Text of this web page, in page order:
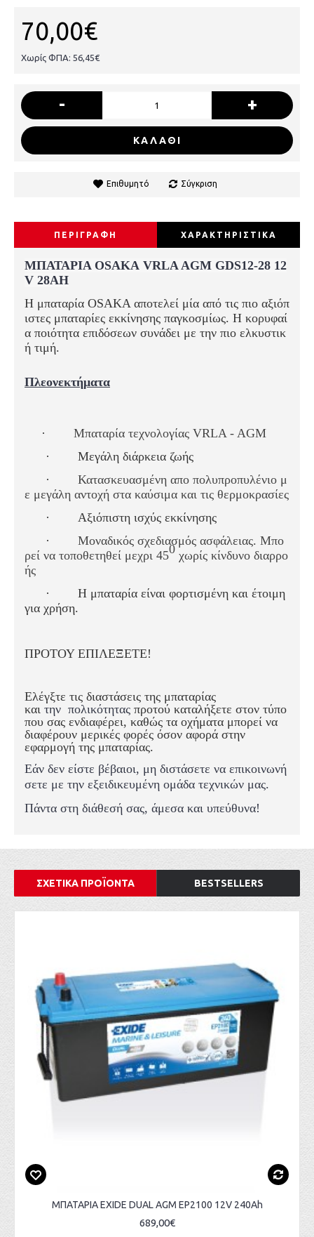
70,00€
Χωρίς ΦΠΑ: 56,45€
- +
ΚΑΛΑΘΙ
Επιθυμητό Σύγκριση
ΠΕΡΙΓΡΑΦΗ ΧΑΡΑΚΤΗΡΙΣΤΙΚΑ
ΜΠΑΤΑΡΙΑ OSAKA VRLA AGM GDS12-28 12
V 28AH
Η μπαταρία OSAKA αποτελεί μία από τις πιο αξιόπ
ιστες μπαταρίες εκκίνησης παγκοσμίως. Η κορυφαί
α ποιότητα επιδόσεων συνάδει με την πιο ελκυστικ
ή τιμή.
Πλεονεκτήματα
·
Μπαταρία τεχνολογίας VRLA - AGM
·
Μεγάλη διάρκεια ζωής
·
Κατασκευασμένη απο πολυπροπυλένιο μ
ε μεγάλη αντοχή στα καύσιμα και τις θερμοκρασίες
·
Αξιόπιστη ισχύς εκκίνησης
·
Μοναδικός σχεδιασμός ασφάλειας. Μπο
ρεί να τοποθετηθεί μεχρι 450 χωρίς κίνδυνο διαρρο
ής
·
Η μπαταρία είναι φορτισμένη και έτοιμη
για χρήση.
ΠΡΟΤΟΥ ΕΠΙΛΕΞΕΤΕ!
Ελέγξτε τις διαστάσεις της μπαταρίας
και την πολικότητας προτού καταλήξετε στον τύπο
που σας ενδιαφέρει, καθώς τα οχήματα μπορεί να
διαφέρουν μερικές φορές όσον αφορά στην
εφαρμογή της μπαταρίας.
Εάν δεν είστε βέβαιοι, μη διστάσετε να επικοινωνή
σετε με την εξειδικευμένη ομάδα τεχνικών μας.
Πάντα στη διάθεσή σας, άμεσα και υπεύθυνα!
ΣΧΕΤΙΚΑ ΠΡΟΪΟΝΤΑ BESTSELLERS
ΜΠΑΤΑΡΙΑ EXIDE DUAL AGM EP2100 12V 240Ah
689,00€